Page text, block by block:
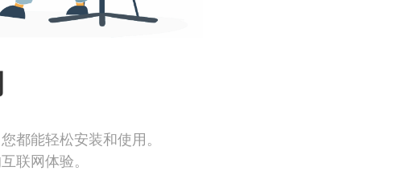
都能轻松安装和使用。
联网体验。